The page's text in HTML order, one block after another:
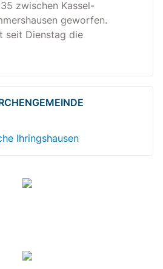
zwischen Kassel-
geworfen.
seit Dienstag die